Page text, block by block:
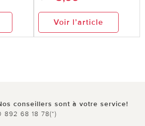
Voir l’article
conseillers sont à votre service!
892 68 18 78(*)